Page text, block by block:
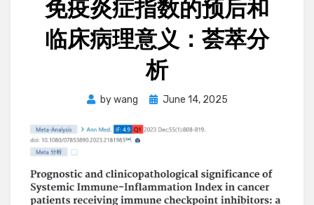
免疫炎症指数的预后和
临床病理意义：荟萃分
析
bywang
Posted
June 14, 2025